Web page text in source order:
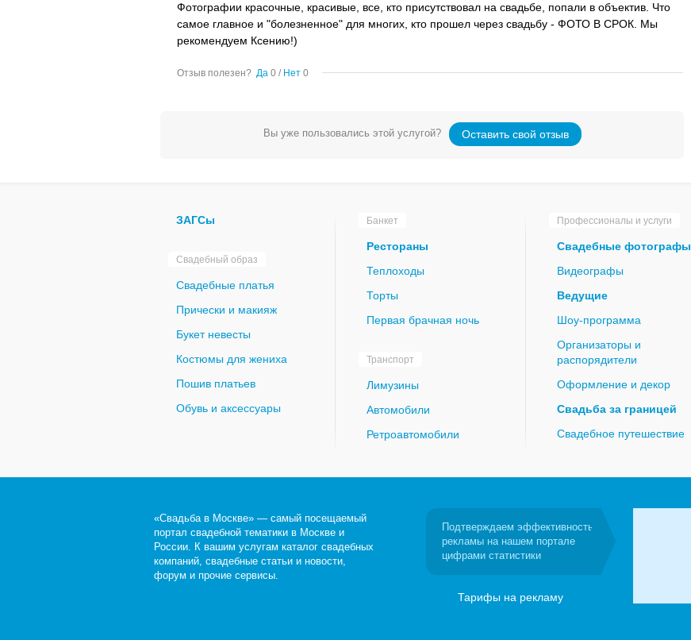
Фотографии красочные, красивые, все, кто присутствовал на свадьбе, попали в объектив. Что
самое главное и "болезненное" для многих, кто прошел через свадьбу - ФОТО В СРОК. Мы
рекомендуем Ксению!)
Отзыв полезен? Да 0 / Нет 0
Вы уже пользовались этой услугой? Оставить свой отзыв
ЗАГСы
Свадебный образ
Свадебные платья
Прически и макияж
Букет невесты
Костюмы для жениха
Пошив платьев
Обувь и аксессуары
Банкет
Рестораны
Теплоходы
Торты
Первая брачная ночь
Транспорт
Лимузины
Автомобили
Ретроавтомобили
Профессионалы и услуги
Свадебные фотографы
Видеографы
Ведущие
Шоу-программа
Организаторы и
распорядители
Оформление и декор
Свадьба за границей
Свадебное путешествие
«Свадьба в Москве» — самый посещаемый
портал свадебной тематики в Москве и
России. К вашим услугам каталог свадебных
компаний, свадебные статьи и новости,
форум и прочие сервисы.
Подтверждаем эффективность
рекламы на нашем портале
цифрами статистики
Тарифы на рекламу